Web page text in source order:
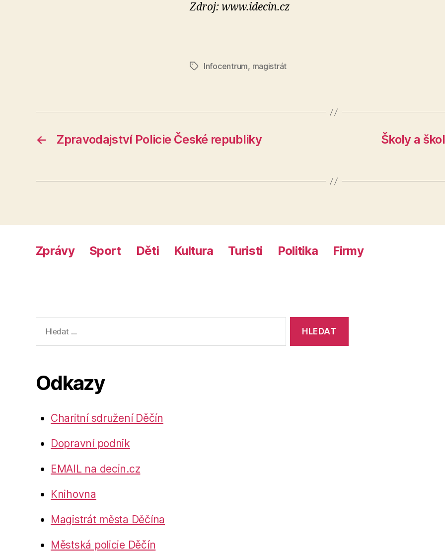
Zdroj: www.idecin.cz
ŠtítkyInfocentrum, magistrát
← Zpravodajství Policie České republiky
Školy a
Zprávy Sport Děti Kultura Turisti Politika Firmy
vyhledávání:
Odkazy
Charitní sdružení Děčín
Dopravní podnik
EMAIL na decin.cz
Knihovna
Magistrát města Děčína
Městská policie Děčín